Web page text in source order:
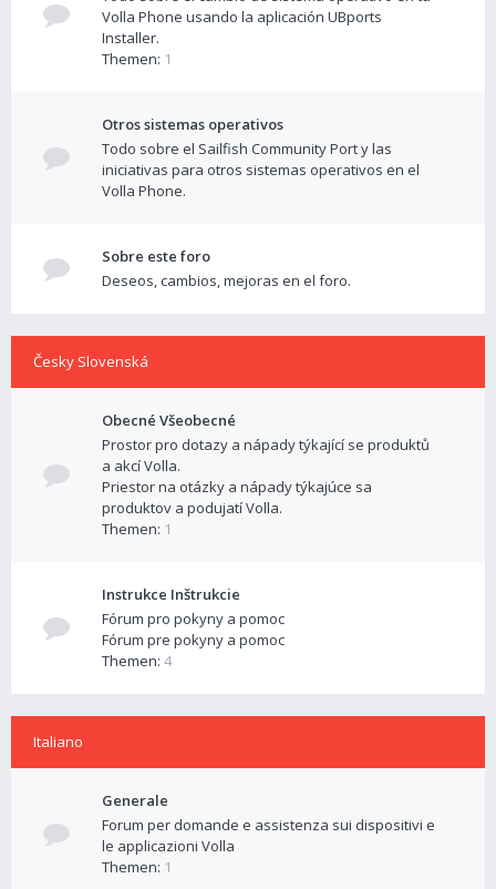
Volla Phone usando la aplicación UBports
Installer.
Themen: 1
Otros sistemas operativos
Todo sobre el Sailfish Community Port y las
iniciativas para otros sistemas operativos en el
Volla Phone.
Sobre este foro
Deseos, cambios, mejoras en el foro.
Česky Slovenská
Obecné Všeobecné
Prostor pro dotazy a nápady týkající se produktů
a akcí Volla.
Priestor na otázky a nápady týkajúce sa
produktov a podujatí Volla.
Themen: 1
Instrukce Inštrukcie
Fórum pro pokyny a pomoc
Fórum pre pokyny a pomoc
Themen: 4
Italiano
Generale
Forum per domande e assistenza sui dispositivi e
le applicazioni Volla
Themen: 1